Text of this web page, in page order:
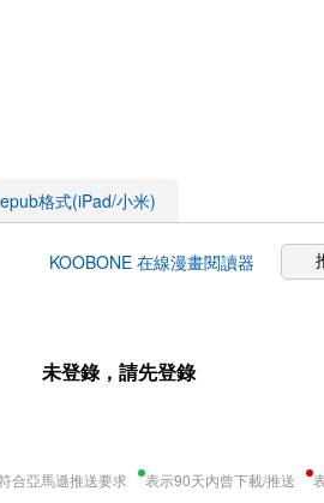
格式(iPad/小米)
KOOBONE 在線漫畫閱讀器
未登錄，請先登錄
合亞馬遜推送要求 表示90天內曾下載/推送